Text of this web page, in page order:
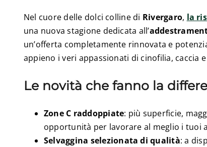
Nel cuore delle dolci colline di Rivergaro, la
una nuova stagione dedicata all’
un’offerta completamente rinnovata e
appieno i veri appassionati di cinofilia, caccia
Le novità che fanno la
Zone C raddoppiate: più superficie,
opportunità per lavorare al meglio i tuoi
Selvaggina selezionata di qualità: a